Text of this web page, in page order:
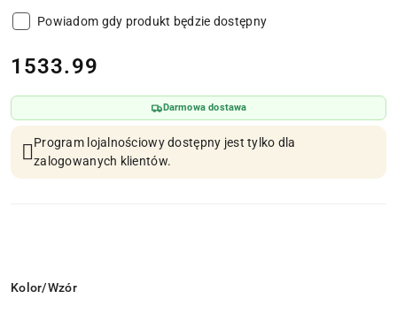
Powiadom gdy produkt będzie dostępny
cena:
1533.99
Darmowa dostawa
Program lojalnościowy dostępny jest tylko dla
zalogowanych klientów.
Wariant
Kolor/Wzór